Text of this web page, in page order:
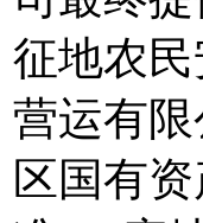
征地农
营运有
区国有